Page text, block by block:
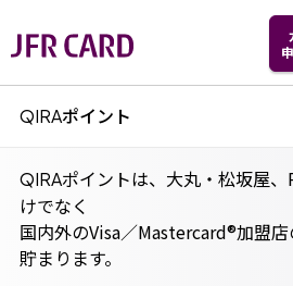
QIRAポイント
QIRAポイントは、大丸・松坂屋、
けでなく
国内外のVisa／Mastercard®加盟
貯まります。